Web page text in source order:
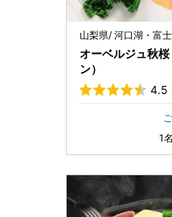
山梨県/ 河口湖・富
オーベルジュ秋
ン）
4.5